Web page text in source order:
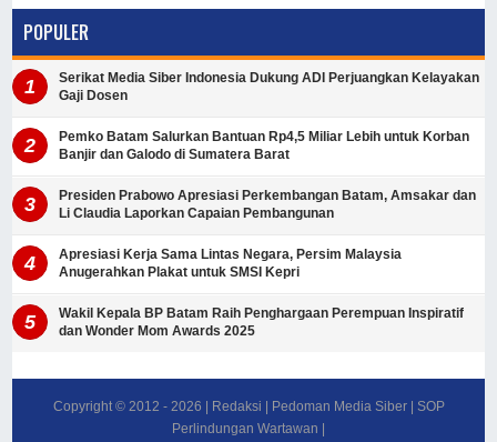
POPULER
Serikat Media Siber Indonesia Dukung ADI Perjuangkan Kelayakan
Gaji Dosen
Pemko Batam Salurkan Bantuan Rp4,5 Miliar Lebih untuk Korban
Banjir dan Galodo di Sumatera Barat
Presiden Prabowo Apresiasi Perkembangan Batam, Amsakar dan
Li Claudia Laporkan Capaian Pembangunan
Apresiasi Kerja Sama Lintas Negara, Persim Malaysia
Anugerahkan Plakat untuk SMSI Kepri
Wakil Kepala BP Batam Raih Penghargaan Perempuan Inspiratif
dan Wonder Mom Awards 2025
Copyright © 2012 - 2026 | Redaksi | Pedoman Media Siber| SOP
Perlindungan Wartawan |